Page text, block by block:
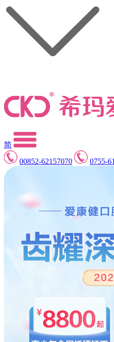
简
00852-62157070
0755-